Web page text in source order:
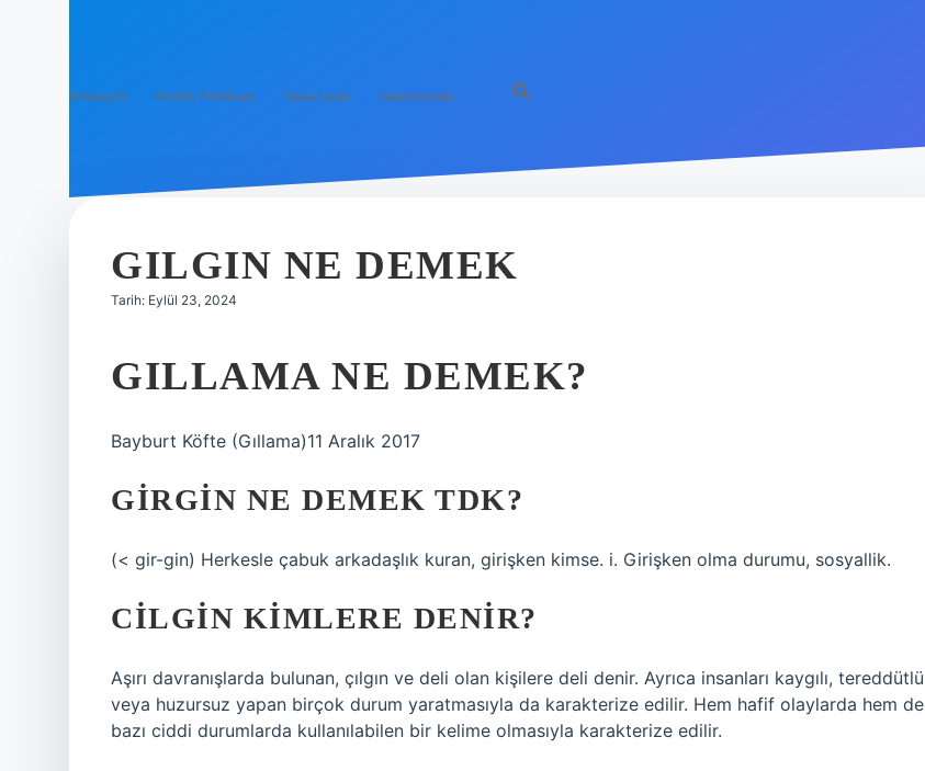
Anasayfa Gizlilik Politikası Yasal Uyarı Hakkımızda
GILGIN NE DEMEK
Tarih: Eylül 23, 2024
GILLAMA NE DEMEK?
Bayburt Köfte (Gıllama)11 Aralık 2017
GIRGIN NE DEMEK TDK?
(< gir-gin) Herkesle çabuk arkadaşlık kuran, girişken kimse. i. Girişken olma durumu, sosyallik.
CILGIN KIMLERE DENIR?
Aşırı davranışlarda bulunan, çılgın ve deli olan kişilere deli denir. Ayrıca insanları kaygılı, tereddütlü
veya huzursuz yapan birçok durum yaratmasıyla da karakterize edilir. Hem hafif olaylarda hem de
bazı ciddi durumlarda kullanılabilen bir kelime olmasıyla karakterize edilir.